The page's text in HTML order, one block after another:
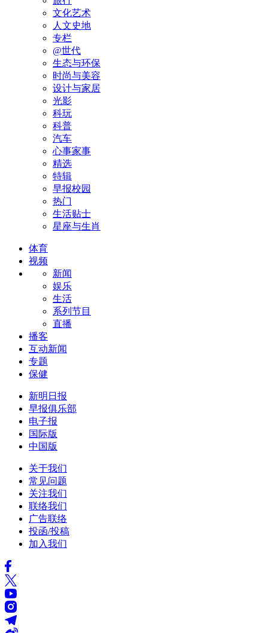
文化艺术
人文史地
专栏
@世代
生态与环保
时尚与美容
设计与家居
光影
科玩
科普
汽车
心事家事
精选
特辑
早报校园
热门
生活贴士
星座与生肖
体育
视频
新闻
娱乐
生活
系列节目
直播
播客
互动新闻
专题
保健
新明日报
早报俱乐部
电子报
国际版
中国版
关于我们
常见问题
关注我们
联络我们
广告联络
投函/投稿
加入我们